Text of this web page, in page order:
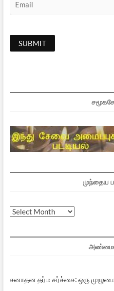
முந்தைய
முந்தைய
சனாதன தர்ம சர்ச்சை: ஒரு